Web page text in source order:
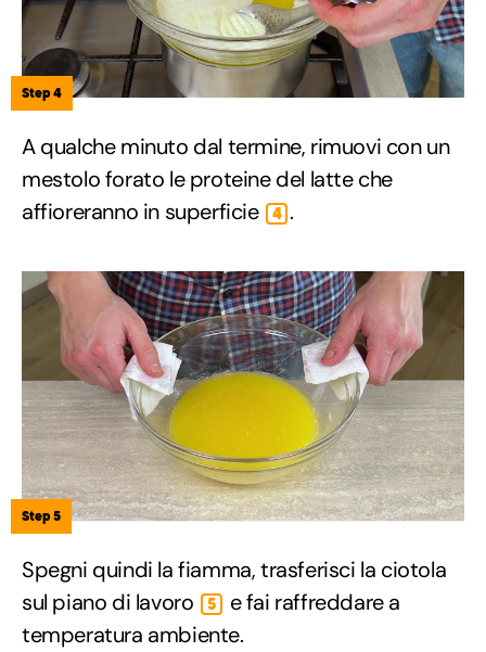
Step 4
A qualche minuto dal termine, rimuovi con un
mestolo forato le proteine del latte che
affioreranno in superficie
4 .
Step 5
Spegni quindi la fiamma, trasferisci la ciotola
sul piano di lavoro
5
e fai raffreddare a
temperatura ambiente.